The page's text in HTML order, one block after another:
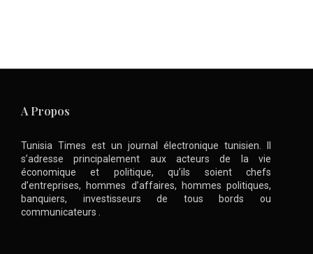
A Propos
Tunisia Times est un journal électronique tunisien. Il
s’adresse principalement aux acteurs de la vie
économique et politique, qu’ils soient chefs
d’entreprises, hommes d’affaires, hommes politiques,
banquiers, investisseurs de tous bords ou
communicateurs .